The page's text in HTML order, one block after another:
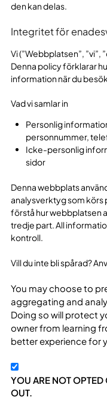
den kan delas.
Integritet för
Vi (”Webbplatsen”, ”vi”,
Denna policy förklarar
information när du
Vad vi samlar in
Personlig
personnummer,
Icke-personlig
sidor
Denna webbplats
analysverktyg som körs
förstå hur webbplatsen
tredje part. All
kontroll.
Vill du inte bli spårad?
You may choose to
aggregating and
Doing so will protect
owner from learning
better experience for
YOU ARE NOT
OUT.